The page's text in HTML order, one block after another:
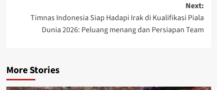
Next:
Timnas Indonesia Siap Hadapi Irak di Kualifikasi Piala
Dunia 2026: Peluang menang dan Persiapan Team
More Stories